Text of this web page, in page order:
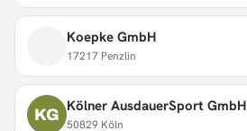
Koepke GmbH
17217 Penzlin
KG Kölner AusdauerSport GmbH
50829 Köln